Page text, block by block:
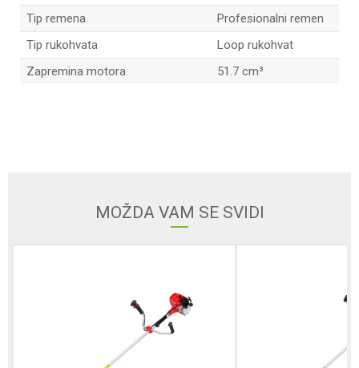
Tip remena
Profesionalni remen
Tip rukohvata
Loop rukohvat
Zapremina motora
51.7 cm³
MOŽDA VAM SE SVIDI